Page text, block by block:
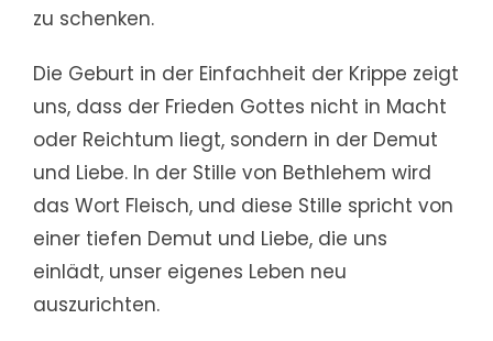
zu schenken.
Die Geburt in der Einfachheit der Krippe zeigt
uns, dass der Frieden Gottes nicht in Macht
oder Reichtum liegt, sondern in der Demut
und Liebe. In der Stille von Bethlehem wird
das Wort Fleisch, und diese Stille spricht von
einer tiefen Demut und Liebe, die uns
einlädt, unser eigenes Leben neu
auszurichten.